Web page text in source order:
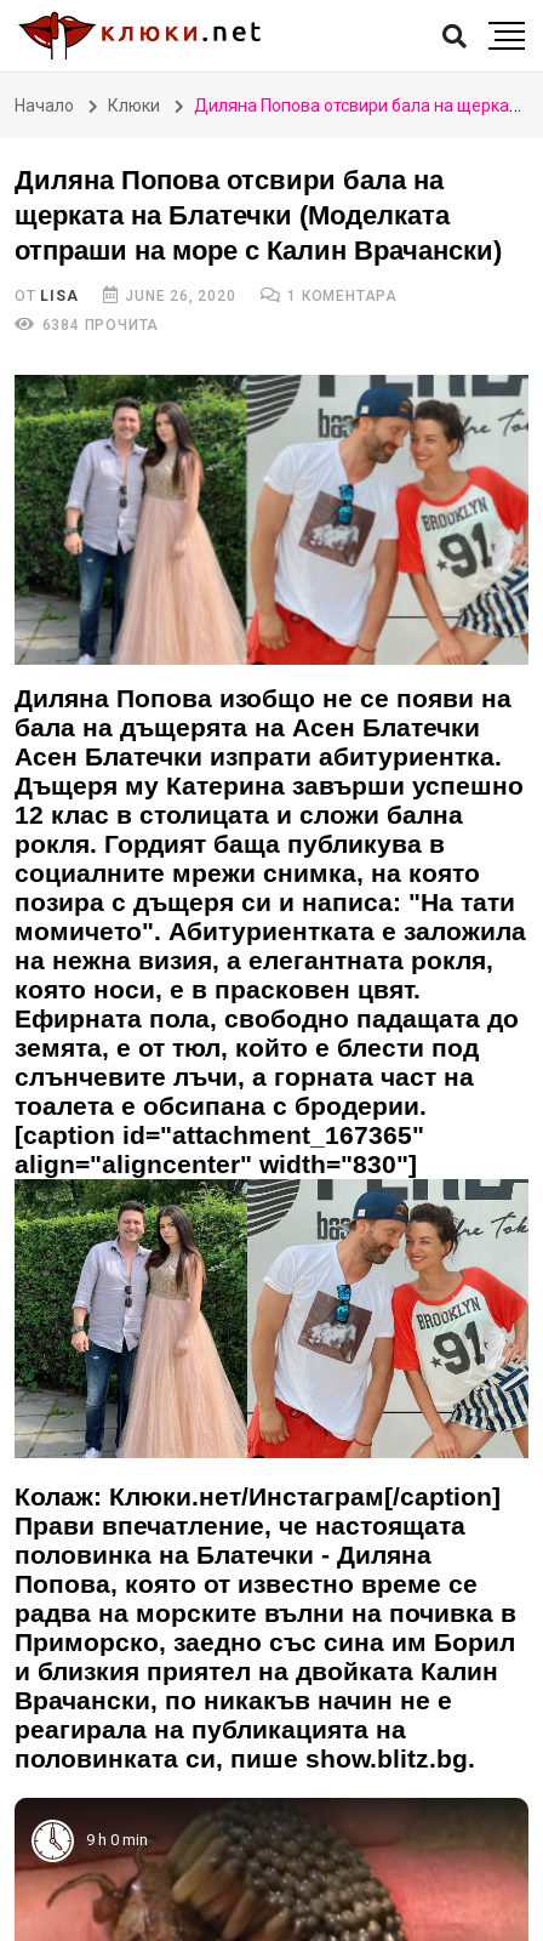
Начало Клюки Диляна Попова отсвири бала на щерката на Блатечки (Моделката отпраши на море с Калин Врачански)
Диляна Попова отсвири бала на
щерката на Блатечки (Моделката
отпраши на море с Калин Врачански)
ОТ LISA JUNE 26, 2020
1 КОМЕНТАРА
6384 ПРОЧИТА
Диляна Попова изобщо не се появи на
бала на дъщерята на Асен Блатечки
Асен Блатечки изпрати абитуриентка.
Дъщеря му Катерина завърши успешно
12 клас в столицата и сложи бална
рокля. Гордият баща публикува в
социалните мрежи снимка, на която
позира с дъщеря си и написа: "На тати
момичето". Абитуриентката е заложила
на нежна визия, а елегантната рокля,
която носи, е в прасковен цвят.
Ефирната пола, свободно падащата до
земята, е от тюл, който е блести под
слънчевите лъчи, а горната част на
тоалета е обсипана с бродерии.
[caption id="attachment_167365"
align="aligncenter" width="830"]
Колаж: Клюки.нет/Инстаграм[/caption]
Прави впечатление, че настоящата
половинка на Блатечки - Диляна
Попова, която от известно време се
радва на морските вълни на почивка в
Приморско, заедно със сина им Борил
и близкия приятел на двойката Калин
Врачански, по никакъв начин не е
реагирала на публикацията на
половинката си, пише show.blitz.bg.
9 h 0 min